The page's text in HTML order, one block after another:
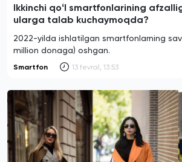
Ikkinchi qoʻl smartfonlarining
ularga talab kuchaymoqda?
2022-yilda ishlatilgan smartfonlarning
million donaga) oshgan.
Smartfon 13 fevral, 13:53